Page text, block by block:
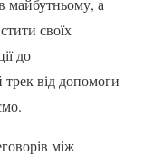
своїх
до
від допомоги
між